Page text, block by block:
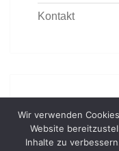
Kontakt
Wir verwenden
Website
Inhalte zu